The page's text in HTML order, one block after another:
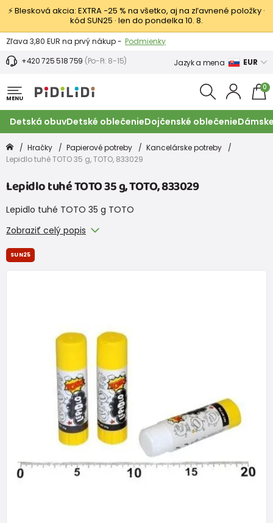
⚡ Blesková akcia: EXTRA −25 % na všetko, aj na zľavnené položky ·
kód SUN25 · len do pondelka 10. 8.
Výmena a vrátenie tovaru - Zobraziť
Zľava 3,80 EUR na prvý nákup - Podmienky
+420 725 518 759 (Po-Pi: 8-15) Jazyk a mena EUR
MENU
0
Detská obuvDetské oblečenieDojčenské oblečenie
Hračky Papierové potreby
Kancelárske potreby
Lepidlo tuhé TOTO 35 g, TOTO, 833029
Lepidlo tuhé TOTO 35 g, TOTO, 833029
Lepidlo tuhé TOTO 35 g TOTO
Zobraziť celý popis
SUN25